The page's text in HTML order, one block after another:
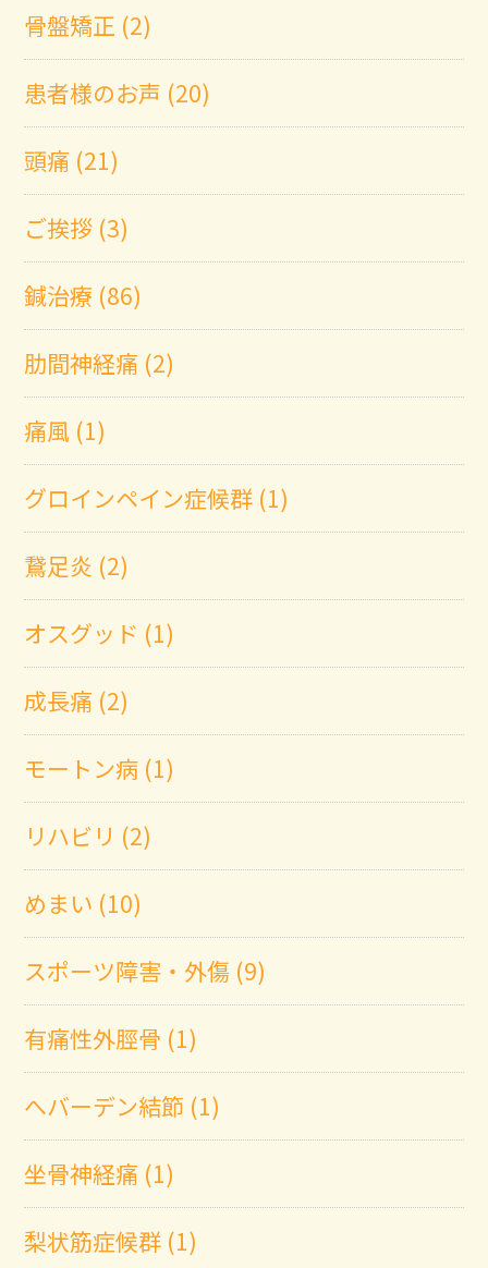
骨盤矯正 (2)
患者様のお声 (20)
頭痛 (21)
ご挨拶 (3)
鍼治療 (86)
肋間神経痛 (2)
痛風 (1)
グロインペイン症候群 (1)
鵞足炎 (2)
オスグッド (1)
成長痛 (2)
モートン病 (1)
リハビリ (2)
めまい (10)
スポーツ障害・外傷 (9)
有痛性外脛骨 (1)
へバーデン結節 (1)
坐骨神経痛 (1)
梨状筋症候群 (1)